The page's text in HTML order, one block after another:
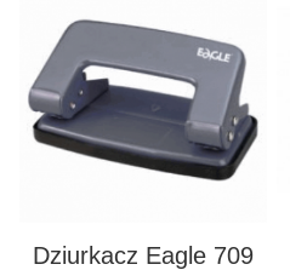
Dziurkacz Eagle 709